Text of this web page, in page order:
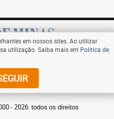
- 2026. todos os direitos
em nossos sites. Ao utilizar
utilização. Saiba mais em Política de